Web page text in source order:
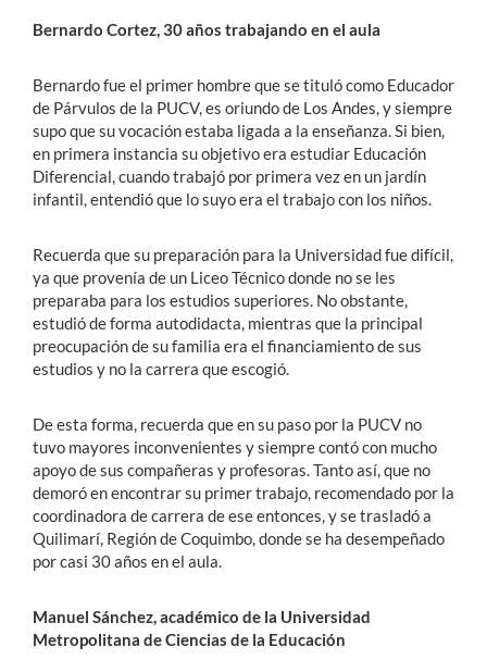
Bernardo Cortez, 30 años trabajando en el aula
Bernardo fue el primer hombre que se tituló como Educador
de Párvulos de la PUCV, es oriundo de Los Andes, y siempre
supo que su vocación estaba ligada a la enseñanza. Si bien,
en primera instancia su objetivo era estudiar Educación
Diferencial, cuando trabajó por primera vez en un jardín
infantil, entendió que lo suyo era el trabajo con los niños.
Recuerda que su preparación para la Universidad fue difícil,
ya que provenía de un Liceo Técnico donde no se les
preparaba para los estudios superiores. No obstante,
estudió de forma autodidacta, mientras que la principal
preocupación de su familia era el financiamiento de sus
estudios y no la carrera que escogió.
De esta forma, recuerda que en su paso por la PUCV no
tuvo mayores inconvenientes y siempre contó con mucho
apoyo de sus compañeras y profesoras. Tanto así, que no
demoró en encontrar su primer trabajo, recomendado por la
coordinadora de carrera de ese entonces, y se trasladó a
Quilimarí, Región de Coquimbo, donde se ha desempeñado
por casi 30 años en el aula.
Manuel Sánchez, académico de la Universidad
Metropolitana de Ciencias de la Educación